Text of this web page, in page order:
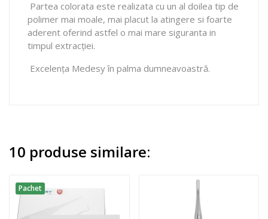
Partea colorata este realizata cu un al doilea tip de
polimer mai moale, mai placut la atingere si foarte
aderent oferind astfel o mai mare siguranta in
timpul extracției.
Excelența Medesy în palma dumneavoastră.
10 produse similare:
Pachet